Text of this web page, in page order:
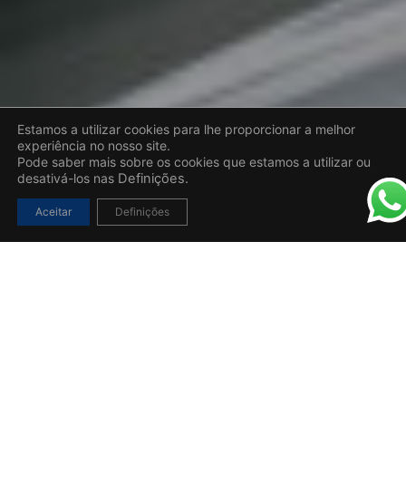
Estamos a utilizar cookies para lhe proporcionar a melhor
experiência no nosso site.
Pode saber mais sobre os cookies que estamos a utilizar ou
desativá-los nas Definições.
Aceitar Definições